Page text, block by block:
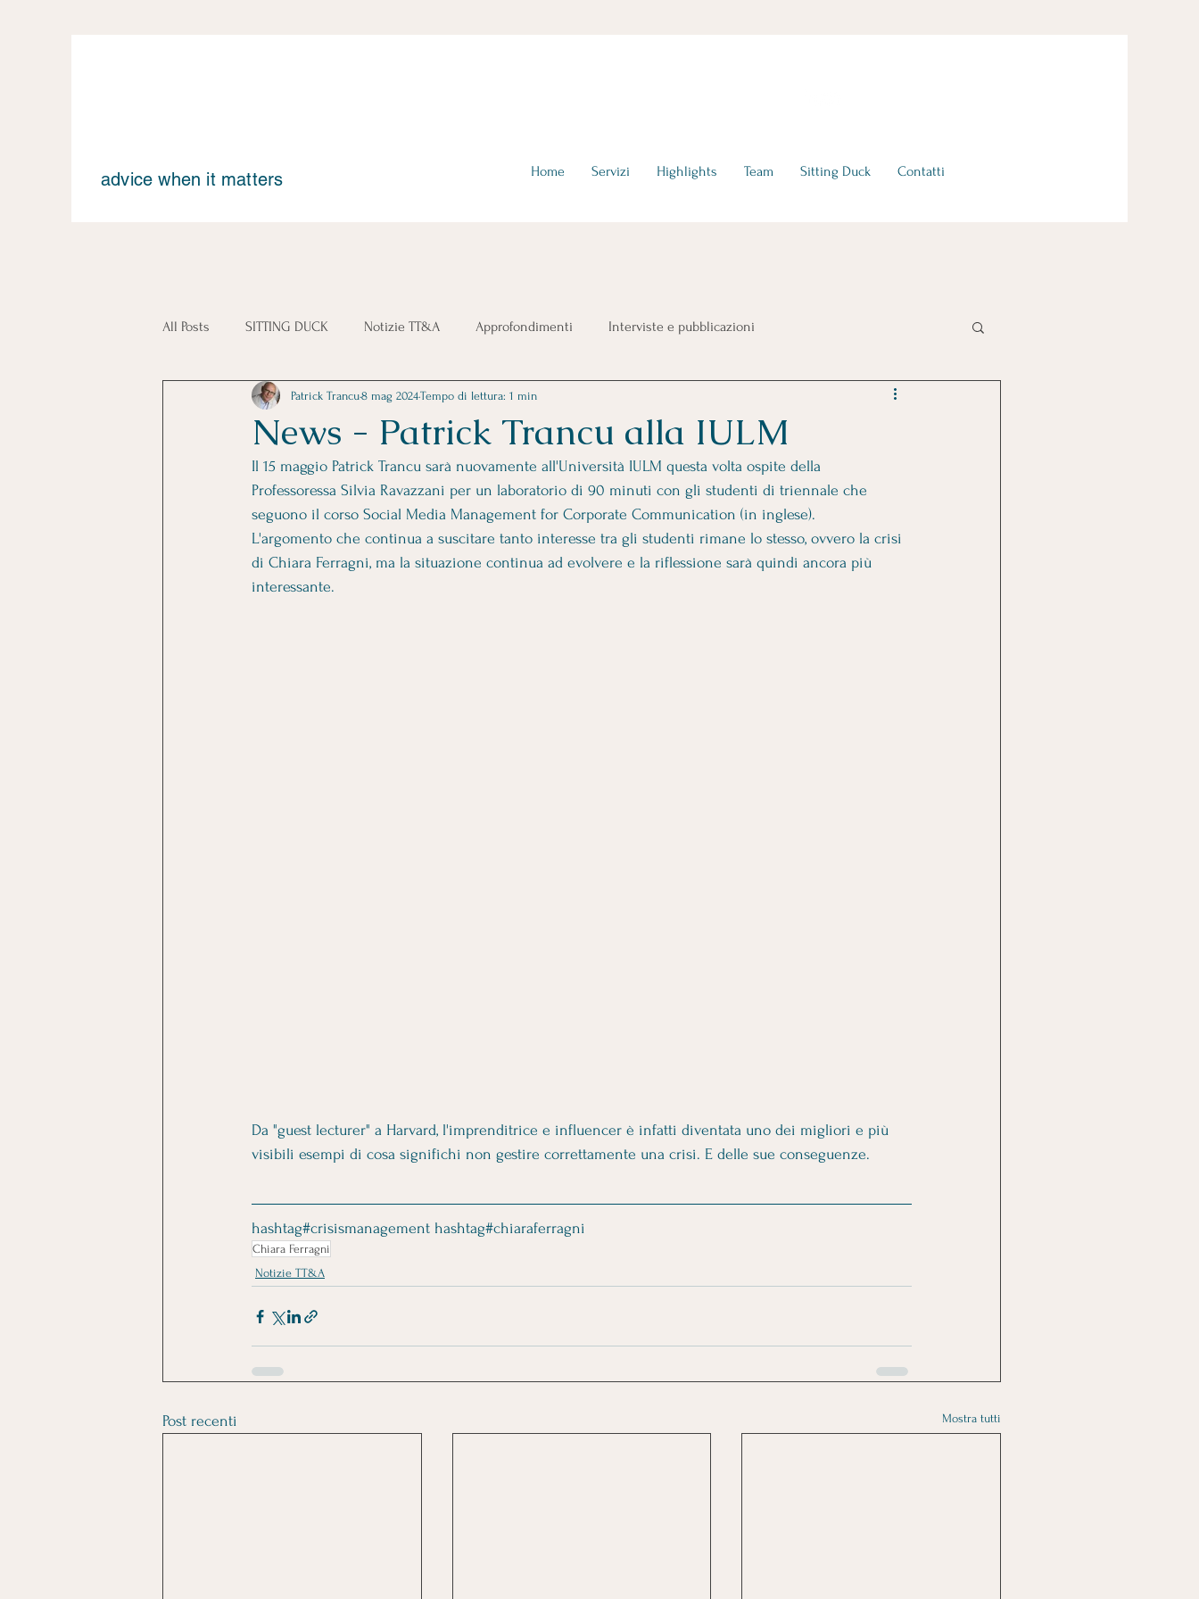
advice when it matters Home Servizi Highlights Team Sitting Duck Contatti
All Posts SITTING DUCK Notizie TT&A Approfondimenti Interviste e pubblicazioni
News - Patrick Trancu alla IULM
Patrick Trancu8 mag 2024Tempo di lettura: 1 min
Il 15 maggio Patrick Trancu sarà nuovamente all'Università IULM questa volta ospite della
Professoressa Silvia Ravazzani per un laboratorio di 90 minuti con gli studenti di triennale che
seguono il corso Social Media Management for Corporate Communication (in inglese).
L'argomento che continua a suscitare tanto interesse tra gli studenti rimane lo stesso, ovvero la crisi
di Chiara Ferragni, ma la situazione continua ad evolvere e la riflessione sarà quindi ancora più
interessante.
Da "guest lecturer" a Harvard, l'imprenditrice e influencer è infatti diventata uno dei migliori e più
visibili esempi di cosa significhi non gestire correttamente una crisi. E delle sue conseguenze.
hashtag#crisismanagement hashtag#chiaraferragni
Chiara Ferragni
Notizie TT&A
Post recenti Mostra tutti